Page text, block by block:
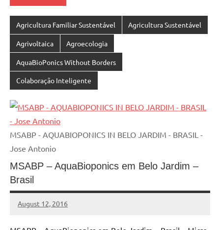
Agricultura Familiar Sustentável Agricultura Sustentável
Agrivoltaica Agroecologia
AquaBioPonics Without Borders
Colaboração Inteligente
MSABP - AQUABIOPONICS IN BELO JARDIM - BRASIL -
Jose Antonio
MSABP – AquaBioponics em Belo Jardim –
Brasil
August 12, 2016
MyBelo
No